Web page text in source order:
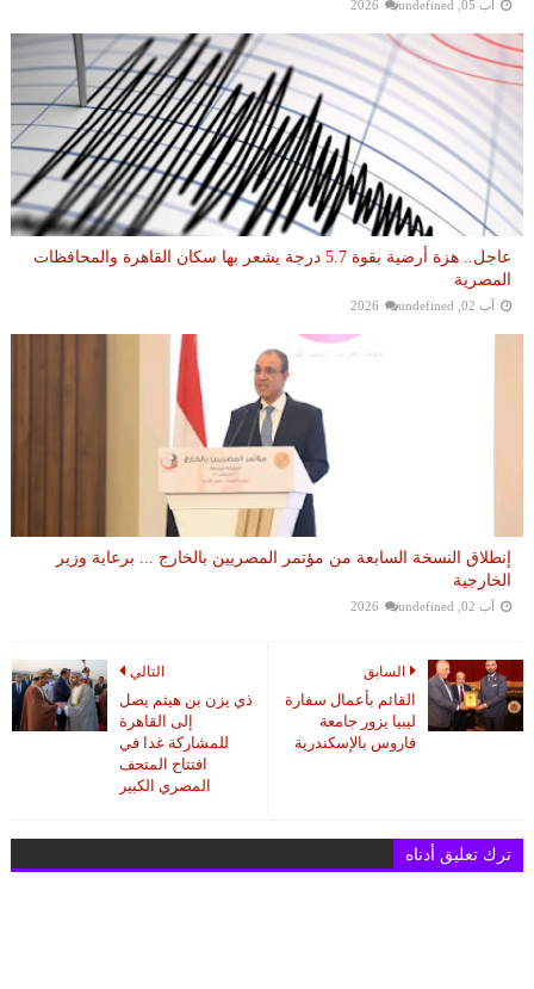
آب 05, 2026 undefined
عاجل.. هزة أرضية بقوة 5.7 درجة يشعر بها سكان القاهرة والمحافظات
المصرية
آب 02, 2026 undefined
إنطلاق النسخة السابعة من مؤتمر المصريين بالخارج ... برعاية وزير
الخارجية
آب 02, 2026 undefined
التالي
ذي يزن بن هيثم يصل
إلى القاهرة
للمشاركة غدا في
افتتاح المتحف
المصري الكبير
السابق
القائم بأعمال سفارة
ليبيا يزور جامعة
فاروس بالإسكندرية
ترك تعليق أدناه